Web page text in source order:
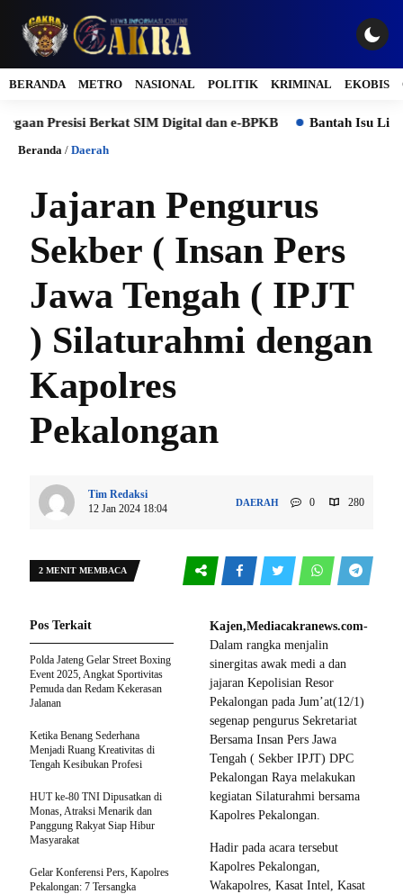
BERANDA METRO NASIONAL POLITIK KRIMINAL EKOBIS
Berkat SIM Digital dan e-BPKB Bantah Isu
Beranda / Daerah
Jajaran Pengurus
Sekber ( Insan Pers
Jawa Tengah ( IPJT
) Silaturahmi dengan
Kapolres
Pekalongan
Tim Redaksi
12 Jan 2024 18:04
DAERAH 0 280
2 MENIT MEMBACA
Kajen,Mediacakranews.com-
Dalam rangka menjalin
sinergitas awak medi a dan
jajaran Kepolisian Resor
Pekalongan pada Jum’at(12/1)
segenap pengurus Sekretariat
Bersama Insan Pers Jawa
Tengah ( Sekber IPJT) DPC
Pekalongan Raya melakukan
kegiatan Silaturahmi bersama
Kapolres Pekalongan.
Hadir pada acara tersebut
Kapolres Pekalongan,
Wakapolres, Kasat Intel, Kasat
Pos Terkait
Polda Jateng Gelar Street Boxing
Event 2025, Angkat Sportivitas
Pemuda dan Redam Kekerasan
Jalanan
Ketika Benang Sederhana
Menjadi Ruang Kreativitas di
Tengah Kesibukan Profesi
HUT ke-80 TNI Dipusatkan di
Monas, Atraksi Menarik dan
Panggung Rakyat Siap Hibur
Masyarakat
Gelar Konferensi Pers, Kapolres
Pekalongan: 7 Tersangka